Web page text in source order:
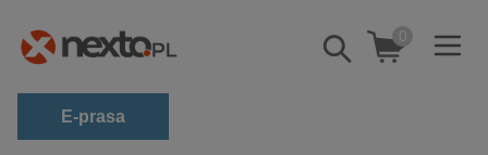
Pokaż/schowaj
wyszukiwarkę
0
E-prasa